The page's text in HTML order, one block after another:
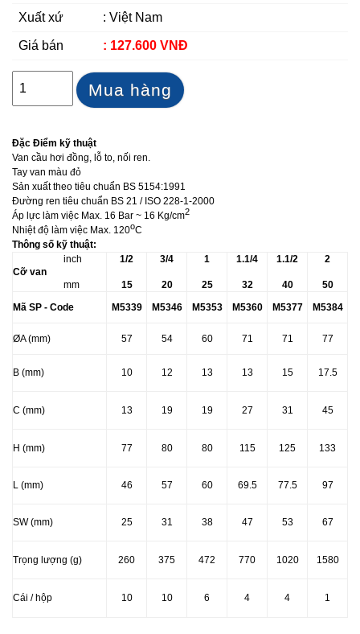
Xuất xứ : Việt Nam
Giá bán : 127.600 VNĐ
Mua hàng
Đặc Điểm kỹ thuật
Van cầu hơi đồng, lỗ to, nối ren.
Tay van màu đỏ
Sản xuất theo tiêu chuẩn BS 5154:1991
Đường ren tiêu chuẩn BS 21 / ISO 228-1-2000
Áp lực làm việc Max. 16 Bar ~ 16 Kg/cm2
Nhiệt độ làm việc Max. 120oC
Thông số kỹ thuật:
inch
Cỡ van
mm
1/2
15
3/4
20
1
25
1.1/4
32
1.1/2
40
2
50
Mã SP - Code
M5339 M5346 M5353 M5360 M5377 M5384
ØA (mm) 57 54 60 71 71 77
B (mm) 10 12 13 13 15 17.5
C (mm) 13 19 19 27 31 45
H (mm) 77 80 80 115 125 133
L (mm) 46 57 60 69.5 77.5 97
SW (mm) 25 31 38 47 53 67
Trọng lượng (g) 260 375 472 770 1020 1580
Cái / hộp 10 10 6 4 4 1